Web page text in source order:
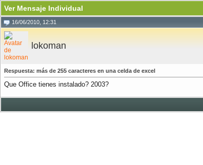
Ver Mensaje Individual
16/06/2010, 12:31
lokoman
Respuesta: más de 255 caracteres en una celda de excel
Que Office tienes instalado? 2003?